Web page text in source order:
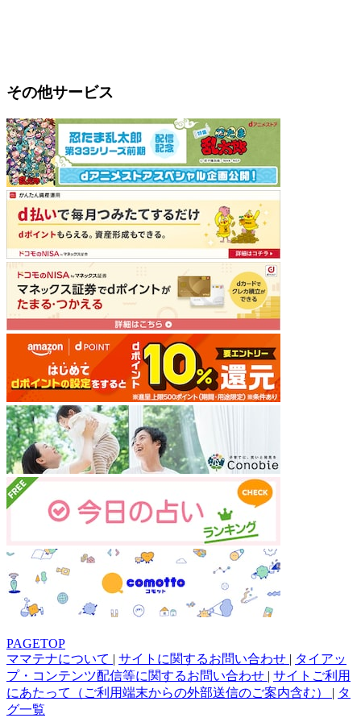
その他サービス
PAGETOP
ママテナについて | サイトに関するお問い合わせ | タイアッ
プ・コンテンツ配信等に関するお問い合わせ | サイトご利用
にあたって（ご利用端末からの外部送信のご案内含む） | タ
グ一覧